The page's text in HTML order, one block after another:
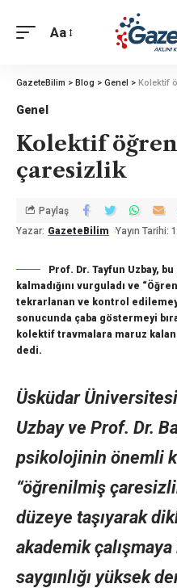
Aa
GazeteBilim > Blog > Genel > Kolektif
Genel
Kolektif
çaresizlik
Yazar: GazeteBilim Yayın Tarihi:
Paylaş
Prof. Dr. Tayfun Uzbay,
kalmadığını vurguladı ve
tekrarlanan ve kontrol
sonucunda çaba göstermeyi
kolektif travmalara maruz
dedi.
Üsküdar
Uzbay ve Prof. Dr.
psikolojinin önemli
“öğrenilmiş
düzeye taşıyarak
akademik
saygınlığı yüksek